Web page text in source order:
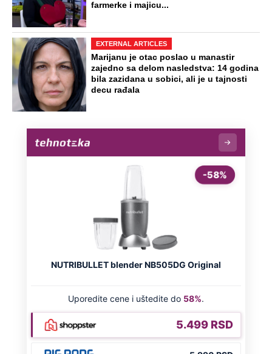
farmerke i majicu...
EXTERNAL ARTICLES
Marijanu je otac poslao u manastir
zajedno sa delom nasledstva: 14 godina
bila zazidana u sobici, ali je u tajnosti
decu rađala